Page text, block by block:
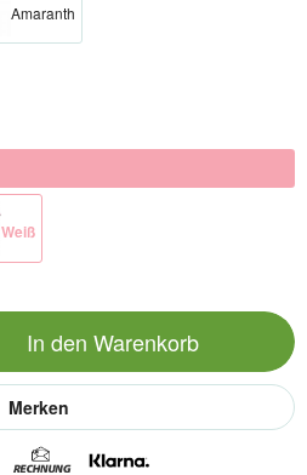
Amaranth
Weiß​
In den Warenkorb
Merken